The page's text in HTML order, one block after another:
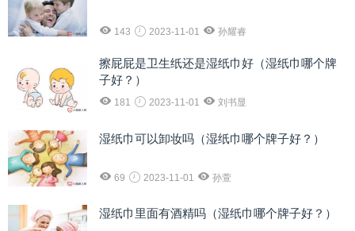
143 2023-11-01 孙耀睿
擦屁屁是卫生纸还是湿纸巾好（湿纸巾哪个牌
子好？）
181 2023-11-01 刘书显
湿纸巾可以卸妆吗（湿纸巾哪个牌子好？）
69 2023-11-01 孙萱
湿纸巾里面有酒精吗（湿纸巾哪个牌子好？）